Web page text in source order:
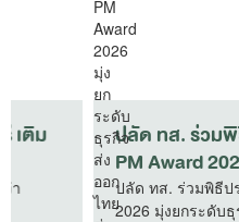
ปลัด ทส. ร่วมพิธีประกา
PM Award 2026 มุ่งยก
ปลัด ทส. ร่วมพิธีประกาศเกีย
2026 มุ่งยกระดับธุรกิจส่งออก